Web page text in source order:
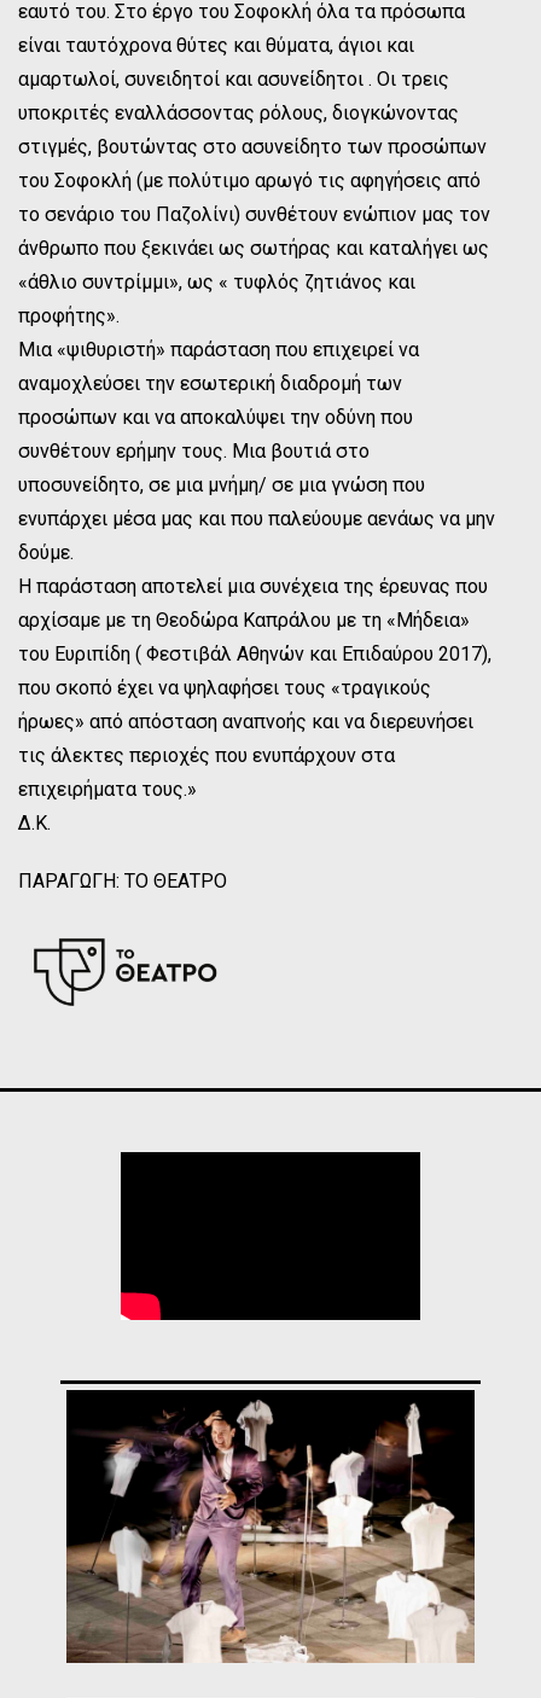
εαυτό του. Στο έργο του Σοφοκλή όλα τα πρόσωπα
είναι ταυτόχρονα θύτες και θύματα, άγιοι και
αμαρτωλοί, συνειδητοί και ασυνείδητοι . Οι τρεις
υποκριτές εναλλάσσοντας ρόλους, διογκώνοντας
στιγμές, βουτώντας στο ασυνείδητο των προσώπων
του Σοφοκλή (με πολύτιμο αρωγό τις αφηγήσεις από
το σενάριο του Παζολίνι) συνθέτουν ενώπιον μας τον
άνθρωπο που ξεκινάει ως σωτήρας και καταλήγει ως
«άθλιο συντρίμμι», ως « τυφλός ζητιάνος και
προφήτης».
Μια «ψιθυριστή» παράσταση που επιχειρεί να
αναμοχλεύσει την εσωτερική διαδρομή των
προσώπων και να αποκαλύψει την οδύνη που
συνθέτουν ερήμην τους. Μια βουτιά στο
υποσυνείδητο, σε μια μνήμη/ σε μια γνώση που
ενυπάρχει μέσα μας και που παλεύουμε αενάως να μην
δούμε.
Η παράσταση αποτελεί μια συνέχεια της έρευνας που
αρχίσαμε με τη Θεοδώρα Καπράλου με τη «Μήδεια»
του Ευριπίδη ( Φεστιβάλ Αθηνών και Επιδαύρου 2017),
που σκοπό έχει να ψηλαφήσει τους «τραγικούς
ήρωες» από απόσταση αναπνοής και να διερευνήσει
τις άλεκτες περιοχές που ενυπάρχουν στα
επιχειρήματα τους.»
Δ.Κ.
ΠΑΡΑΓΩΓΗ: ΤΟ ΘΕΑΤΡΟ